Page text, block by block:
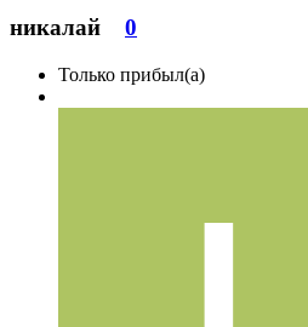
никалай 0
Только прибыл(а)